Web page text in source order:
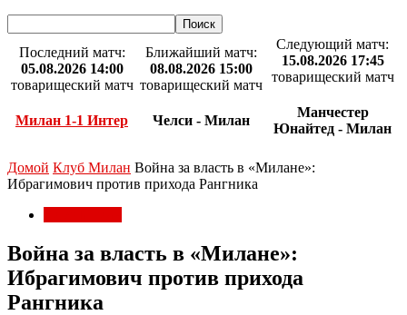
Последний матч:
05.08.2026 14:00
товарищеский матч
Милан 1-1 Интер
Ближайший матч:
08.08.2026 15:00
товарищеский матч
Челси - Милан
Следующий матч:
15.08.2026 17:45
товарищеский матч
Манчестер
Юнайтед - Милан
Домой Клуб Милан Война за власть в «Милане»:
Ибрагимович против прихода Рангника
Война за власть в «Милане»:
Ибрагимович против прихода
Рангника